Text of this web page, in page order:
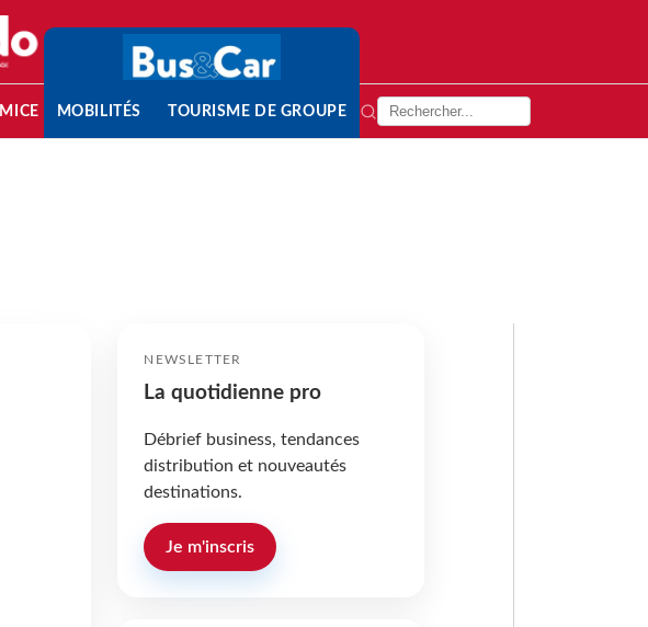
MICE MOBILITÉS TOURISME DE GROUPE
NEWSLETTER
La quotidienne pro
Débrief business, tendances
distribution et nouveautés
destinations.
Je m'inscris